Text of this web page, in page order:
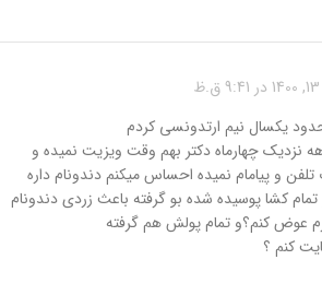
یکسال نیم ارتدونسی کردم
نزدیک چهارماه دکتر بهم وقت ویزیت نمیده و
و پیامام نمیده احساس میکنم دندونام داره
تمام کشا پوسیده شده بو گرفته باعث زردی دندونام
عوض کنم؟و تمام پولش هم گرفته
کنم ؟